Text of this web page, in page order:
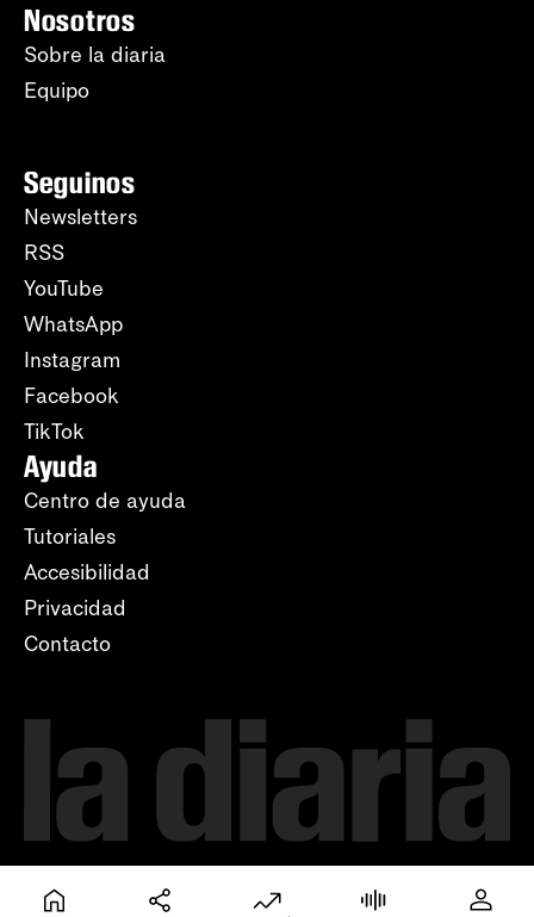
Nosotros
Sobre la diaria
Equipo
Seguinos
Newsletters
RSS
YouTube
WhatsApp
Instagram
Facebook
TikTok
Ayuda
Centro de ayuda
Tutoriales
Accesibilidad
Privacidad
Contacto